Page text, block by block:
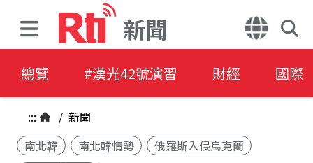
新聞
總覽 #漢光42號演習 財經 國際
::: / 新聞
南北韓
南北韓情勢
俄羅斯入侵烏克蘭